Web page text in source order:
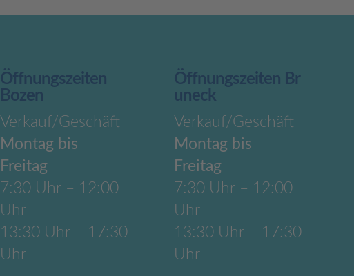
Öffnungszeiten
Bozen
Verkauf/Geschäft
Montag bis
Freitag
7:30 Uhr – 12:00
Uhr
13:30 Uhr – 17:30
Uhr
Öffnungszeiten Br
uneck
Verkauf/Geschäft
Montag bis
Freitag
7:30 Uhr – 12:00
Uhr
13:30 Uhr – 17:30
Uhr